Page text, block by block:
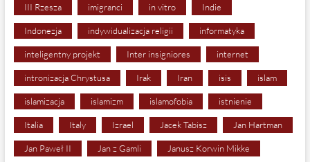
III Rzesza imigranci in vitro Indie
Indonezja indywidualizacja religii informatyka
inteligentny projekt Inter insigniores internet
intronizacja Chrystusa Irak Iran isis islam
islamizacja islamizm islamofobia istnienie
Italia Italy Izrael Jacek Tabisz Jan Hartman
Jan Paweł II Jan z Gamli Janusz Korwin Mikke